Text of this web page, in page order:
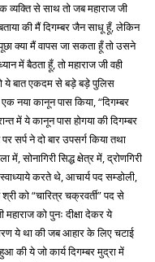
से साथ तो जब महाराज जी
की मैं दिगम्बर जैन साधू हूँ, लेकिन
क्या मैं वापस जा सकता हूँ तो उसने
में बैठता हूँ, तो महाराज जी वही
ये बात एकदम से बड़े बड़े पुलिस
नया कानून पास किया, “दिगम्बर
में ये कानून पास होगया की दिगम्बर
सर्प ने दो बार उपसर्ग किया तथा
सोनागिरी सिद्ध क्षेत्र में, द्रोणगिरी
करते थे, आचार्य पद सम्डोली,
को “चारित्र चक्रवर्ती” पद से
महाराज को पुनः दीक्षा देकर ये
ये था की जब आहार के लिए चटाई
की ये जो कार्य दिगम्बर मुद्रा में